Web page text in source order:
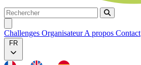
Rechercher
Rechercher
Challenges OrganisateurA propos Contact
FR